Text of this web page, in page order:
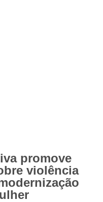
promove
violência